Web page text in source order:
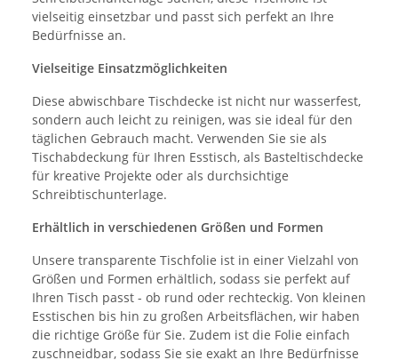
vielseitig einsetzbar und passt sich perfekt an Ihre
Bedürfnisse an.
Vielseitige Einsatzmöglichkeiten
Diese abwischbare Tischdecke ist nicht nur wasserfest,
sondern auch leicht zu reinigen, was sie ideal für den
täglichen Gebrauch macht. Verwenden Sie sie als
Tischabdeckung für Ihren Esstisch, als Basteltischdecke
für kreative Projekte oder als durchsichtige
Schreibtischunterlage.
Erhältlich in verschiedenen Größen und Formen
Unsere transparente Tischfolie ist in einer Vielzahl von
Größen und Formen erhältlich, sodass sie perfekt auf
Ihren Tisch passt - ob rund oder rechteckig. Von kleinen
Esstischen bis hin zu großen Arbeitsflächen, wir haben
die richtige Größe für Sie. Zudem ist die Folie einfach
zuschneidbar, sodass Sie sie exakt an Ihre Bedürfnisse